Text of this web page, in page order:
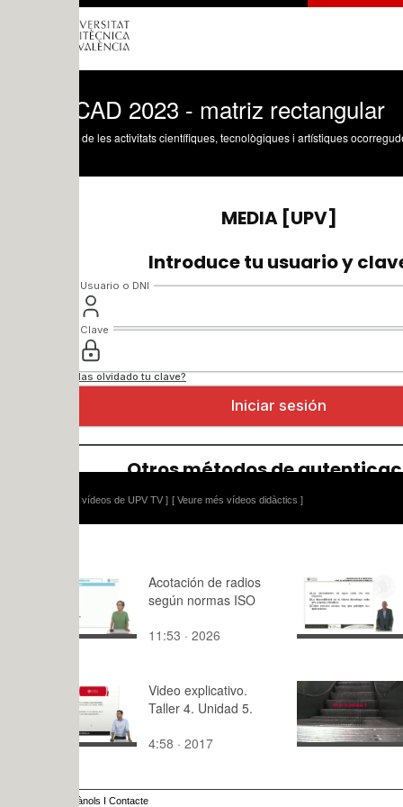
2023 - matriz rectangular
les activitats científiques, tecnològiques i artístiques ocorregudes en els tres
vídeos de UPV TV ] [ Veure més vídeos didàctics ]
Acotación de radios
según normas ISO
11:53 · 2026
políticas
9:56 · 2011
Video explicativo.
Taller 4. Unidad 5.
4:58 · 2017
práctica 3
3:37 · 2016